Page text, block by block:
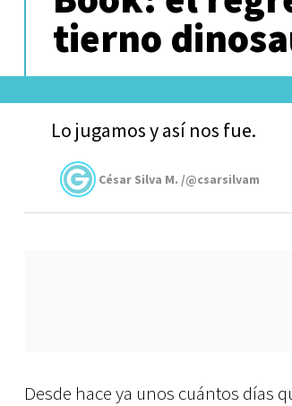
tierno
Lo jugamos y así nos fue.
César Silva M. /@csarsilvam
Desde hace ya unos cuántos días